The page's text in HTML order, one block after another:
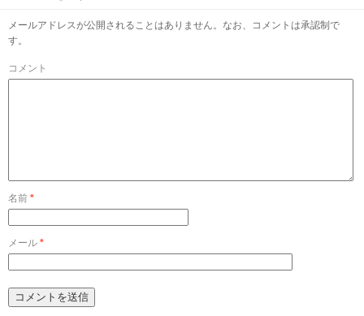
メールアドレスが公開されることはありません。なお、コメントは承認制で
す。
コメント
名前 *
メール *